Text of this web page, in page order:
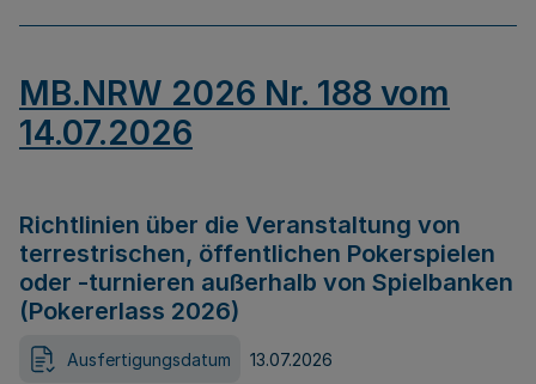
MB.NRW 2026 Nr. 188 vom
14.07.2026
Richtlinien über die Veranstaltung von
terrestrischen, öffentlichen Pokerspielen
oder -turnieren außerhalb von Spielbanken
(Pokererlass 2026)
Ausfertigungsdatum 13.07.2026